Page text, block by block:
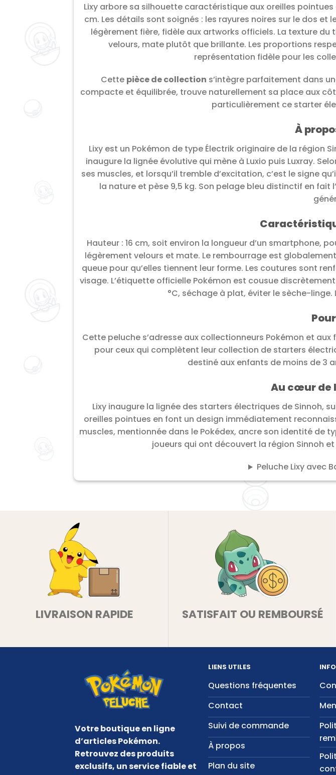
Lixy arbore sa silhouette caractéristique aux oreilles
cm. Les détails sont soignés : les rayures noires sur le dos
légèrement fière, fidèle aux artworks officiels. La texture
velours, mate plutôt que brillante. Les proportions
représentation fidèle pour les
Cette pièce de collection s’intègre parfaitement dans
compacte et équilibrée, trouve naturellement sa place aux
particulièrement ce starter
À
Lixy est un Pokémon de type Électrik originaire de la région
inaugure la lignée évolutive qui mène à Luxio puis Luxray.
ses muscles, et lorsqu’il tremble d’excitation, c’est le signe
la nature et pèse 9,5 kg. Son pelage bleu distinctif en
Hauteur : 16 cm, soit environ la longueur d’un smartphone,
légèrement velours et mate. Le rembourrage est
queue pour qu’elles tiennent leur forme. Les coutures sont
visage. L’étiquette officielle Pokémon est cousue
°C, séchage à plat, éviter le sèche-
Cette peluche s’adresse aux collectionneurs Pokémon et
pour ceux qui complètent leur collection de starters
destiné aux enfants de moins de 3
Au cœur de
Lixy inaugure la lignée des starters électriques de Sinnoh,
oreilles pointues en font un design immédiatement
muscles, mentionnée dans le Pokédex, ancre son identité de
joueurs qui ont découvert la région Sinnoh
Peluche Lixy avec
LIVRAISON RAPIDE SATISFAIT OU REMBOURSÉ
Votre boutique en ligne
d’articles Pokémon.
Retrouvez des produits
exclusifs, un service fiable et
LIENS UTILES
Questions fréquentes
Contact
Suivi de commande
À propos
Plan du site